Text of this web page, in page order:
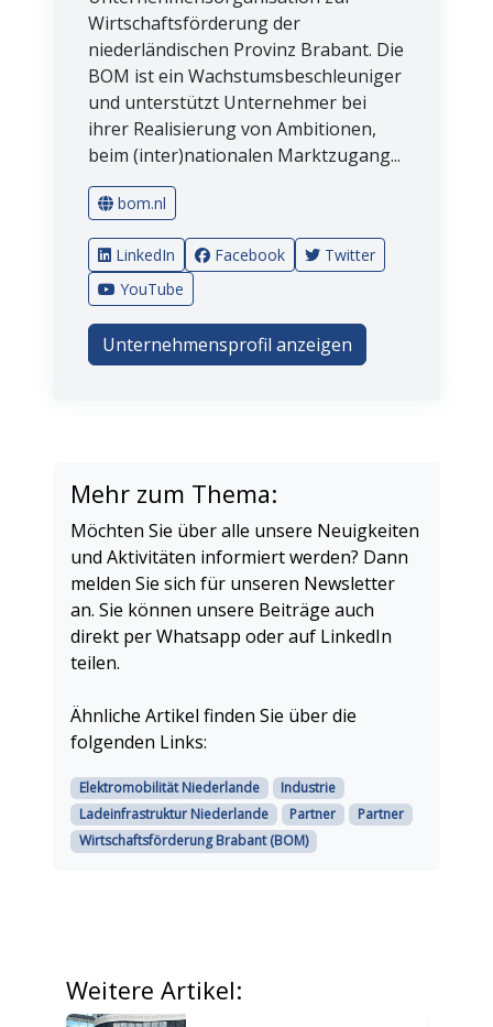
Wirtschaftsförderung der
niederländischen Provinz Brabant. Die
BOM ist ein Wachstumsbeschleuniger
und unterstützt Unternehmer bei
ihrer Realisierung von Ambitionen,
beim (inter)nationalen Marktzugang...
bom.nl
LinkedIn Facebook
Twitter
YouTube
Unternehmensprofil anzeigen
Mehr zum Thema:
Möchten Sie über alle unsere Neuigkeiten
und Aktivitäten informiert werden? Dann
melden Sie sich für unseren Newsletter
an. Sie können unsere Beiträge auch
direkt per Whatsapp oder auf LinkedIn
teilen.
Ähnliche Artikel finden Sie über die
folgenden Links:
Elektromobilität Niederlande
Industrie
Ladeinfrastruktur Niederlande
Partner
Partner
Wirtschaftsförderung Brabant (BOM)
Weitere Artikel: